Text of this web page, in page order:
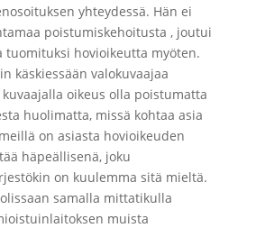
yhteydessä. Hän ei
poistumiskehoitusta , joutui
tuomituksi hovioikeutta myöten.
käskiessään valokuvaajaa
oikeus olla poistumatta
huolimatta, missä kohtaa asia
on asiasta hovioikeuden
häpeällisenä, joku
on kuulemma sitä mieltä.
samalla mittatikulla
muista